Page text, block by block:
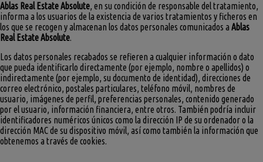
Ablas Real Estate Absolute, en su condición de responsable del tratamiento,
informa a los usuarios de la existencia de varios tratamientos y ficheros en
los que se recogen y almacenan los datos personales comunicados a Ablas
Real Estate Absolute.
Los datos personales recabados se refieren a cualquier información o dato
que pueda identificarlo directamente (por ejemplo, nombre o apellidos) o
indirectamente (por ejemplo, su documento de identidad), direcciones de
correo electrónico, postales particulares, teléfono móvil, nombres de
usuario, imágenes de perfil, preferencias personales, contenido generado
por el usuario, información financiera, entre otros. También podría incluir
identificadores numéricos únicos como la dirección IP de su ordenador o la
dirección MAC de su dispositivo móvil, así como también la información que
obtenemos a través de cookies.